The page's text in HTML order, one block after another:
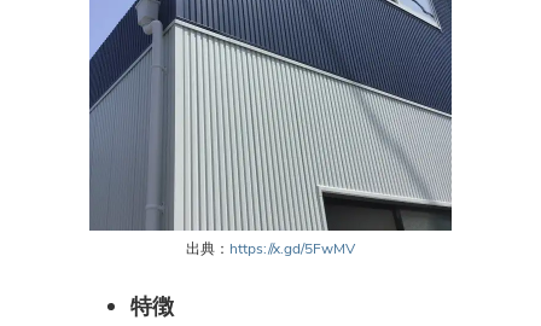
出典： https://x.gd/5FwMV
特徴